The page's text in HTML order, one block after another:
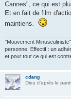
Cannes", ce qui est
Et en fait de film
maintiens.
"Mouvement
personne. Effectif : un
et pour tout ce qui est
cdang
Dieu d'après le